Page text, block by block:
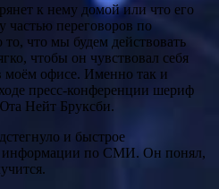
к нему домой или что его
частью переговоров по
что мы будем действовать
чтобы он чувствовал себя
моём офисе. Именно так и
пресс-конференции шериф
Нейт Бруксби.
и быстрое
информации по СМИ. Он понял,